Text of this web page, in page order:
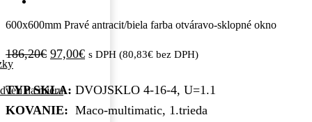
na mieru
600x600mm Pravé antracit/biela farba otváravo-sklopné okno
186,20€ Pôvodná
bola:
186,20€.
97,00€Aktuálna
je:
97,00€.
s DPH (80,83€ bez DPH)
TYP SKLA: DVOJSKLO 4-16-4, U=1.1
KOVANIE: Maco-multimatic, 1.trieda